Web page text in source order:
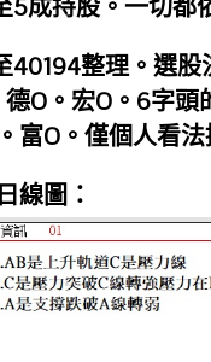
5成持股。一切都
40194整理。選
O。宏O。6字
富O。僅個人看
線圖：